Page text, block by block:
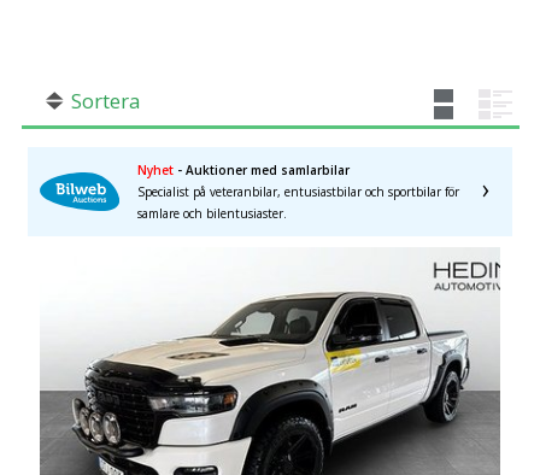
Sortera
Nyhet - Auktioner med samlarbilar
Specialist på veteranbilar, entusiastbilar och sportbilar för
samlare och bilentusiaster.